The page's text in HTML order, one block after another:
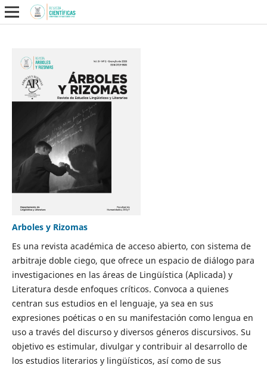
Arboles y Rizomas
Es una revista académica de acceso abierto, con sistema de
arbitraje doble ciego, que ofrece un espacio de diálogo para
investigaciones en las áreas de Lingüística (Aplicada) y
Literatura desde enfoques críticos. Convoca a quienes
centran sus estudios en el lenguaje, ya sea en sus
expresiones poéticas o en su manifestación como lengua en
uso a través del discurso y diversos géneros discursivos. Su
objetivo es estimular, divulgar y contribuir al desarrollo de
los estudios literarios y lingüísticos, así como de sus